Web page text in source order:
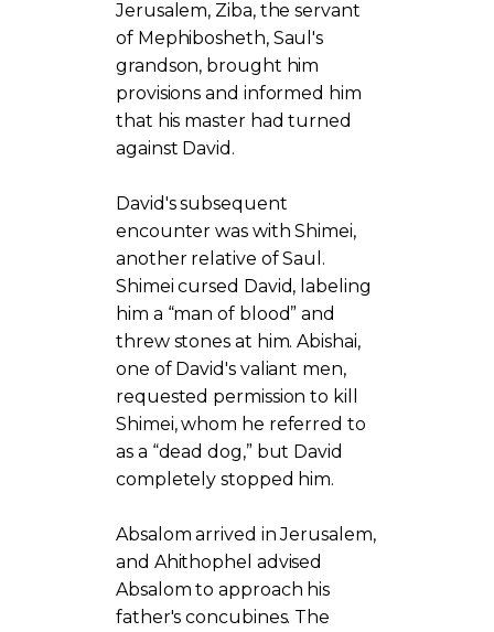
Jerusalem, Ziba, the servant
of Mephibosheth, Saul's
grandson, brought him
provisions and informed him
that his master had turned
against David.
David's subsequent
encounter was with Shimei,
another relative of Saul.
Shimei cursed David, labeling
him a “man of blood” and
threw stones at him. Abishai,
one of David's valiant men,
requested permission to kill
Shimei, whom he referred to
as a “dead dog,” but David
completely stopped him.
Absalom arrived in Jerusalem,
and Ahithophel advised
Absalom to approach his
father's concubines. The